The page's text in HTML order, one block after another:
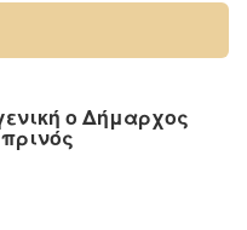
ο Δήμαρχος